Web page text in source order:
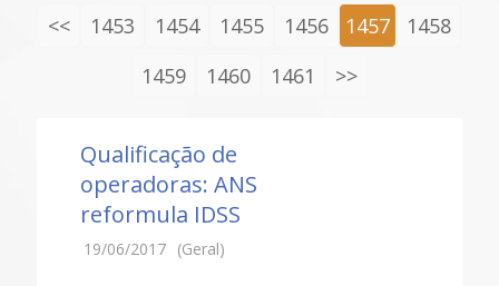
<< 1453 1454 1455 1456 1457
1458
1459
1460 1461 >>
Qualificação de
operadoras: ANS
reformula IDSS
19/06/2017 (Geral)